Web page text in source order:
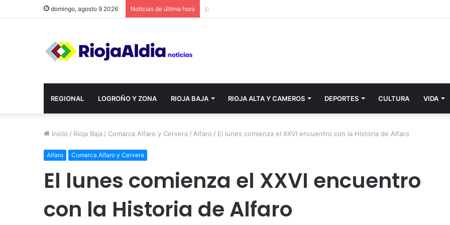
domingo, agosto 9 2026 Noticias de última hora
REGIONAL LOGROÑO Y ZONA RIOJA BAJA RIOJA ALTA Y CAMEROS DEPORTES CULTURA VIDA
Inicio / Rioja Baja / Comarca Alfaro y Cervera / Alfaro / El lunes comienza el XXVI encuentro con la Historia de Alfaro
Alfaro Comarca Alfaro y Cervera
El lunes comienza el XXVI encuentro
con la Historia de Alfaro